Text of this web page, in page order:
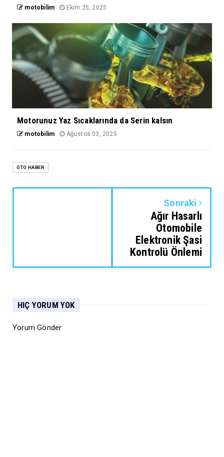
motobilim Ekim 25, 2025
Motorunuz Yaz Sıcaklarında da Serin kalsın
motobilim Ağustos 03, 2025
OTO HABER
Sonraki
Ağır Hasarlı
Otomobile
Elektronik Şasi
Kontrolü Önlemi
HIÇ YORUM YOK
Yorum Gönder